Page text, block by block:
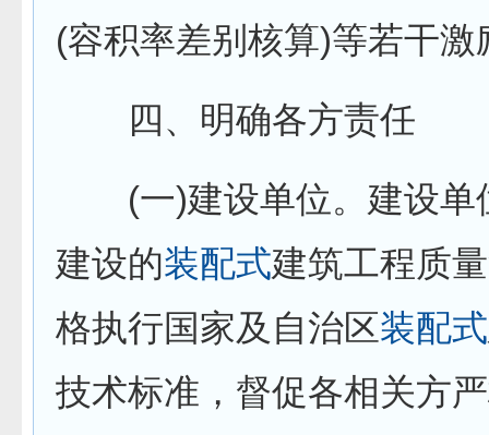
(容积率差别核算)等若干激
四、明确各方责任
(一)建设单位。建设单
建设的装配式建筑工程质
格执行国家及自治区装配式
技术标准，督促各相关方